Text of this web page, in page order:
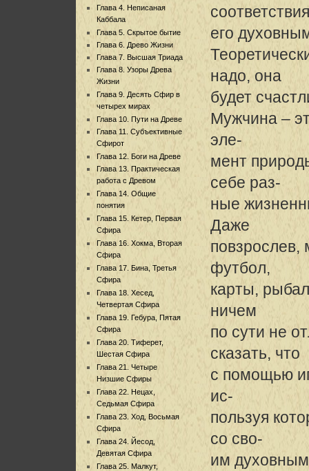
Глава 4. Неписаная
Каббала
Глава 5. Скрытое бытие
Глава 6. Древо Жизни
Глава 7. Высшая Триада
Глава 8. Узоры Древа
Жизни
Глава 9. Десять Сфир в
четырех мирах
Глава 10. Пути на Древе
Глава 11. Субъективные
Сфирот
Глава 12. Боги на Древе
Глава 13. Практическая
работа с Древом
Глава 14. Общие
понятия
Глава 15. Кетер, Первая
Сфира
Глава 16. Хокма, Вторая
Сфира
Глава 17. Бина, Третья
Сфира
Глава 18. Хесед,
Четвертая Сфира
Глава 19. Гебура, Пятая
Сфира
Глава 20. Тиферет,
Шестая Сфира
Глава 21. Четыре
Низшие Сфиры
Глава 22. Нецах,
Седьмая Сфира
Глава 23. Ход, Восьмая
Сфира
Глава 24. Йесод,
Девятая Сфира
Глава 25. Малкут,
его
надо, она
будет
Мужчина –
эле-
мент
себе раз-
ные
Даже
повзрослев,
футбол,
карты,
ничем
по сути не
сказать, что
с помощью
ис-
пользуя
со сво-
им